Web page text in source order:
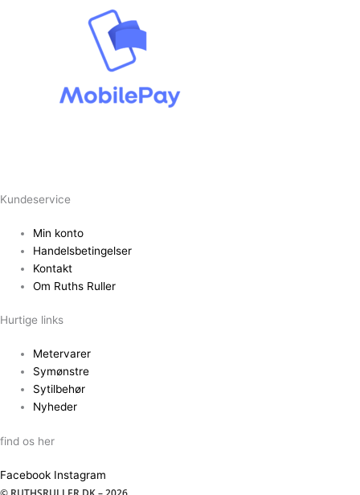
Kundeservice
Min konto
Handelsbetingelser
Kontakt
Om Ruths Ruller
Hurtige links
Metervarer
Symønstre
Sytilbehør
Nyheder
find os her
Facebook Instagram